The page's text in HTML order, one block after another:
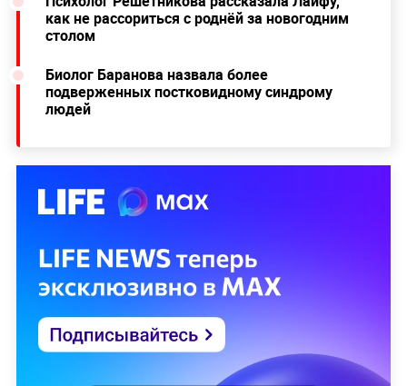
как не рассориться с роднёй за новогодним
столом
Биолог Баранова назвала более
подверженных постковидному синдрому
людей